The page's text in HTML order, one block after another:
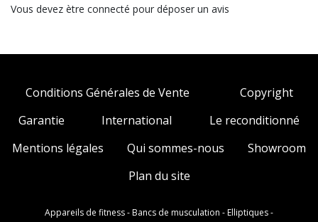
Vous devez ètre connecté pour déposer un avis
Conditions Générales de Vente
Copyright
Garantie
International
Le reconditionné
Mentions légales
Qui sommes-nous
Showroom
Plan du site
Appareils de fitness-Bancs de musculation -Elliptiques-